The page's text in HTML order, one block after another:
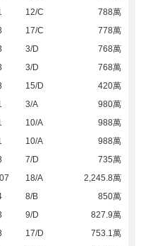
12/C
788萬
17/C
778萬
3/D
768萬
3/D
768萬
15/D
420萬
3/A
980萬
10/A
988萬
10/A
988萬
7/D
735萬
18/A
2,245.8萬
8/B
850萬
9/D
827.9萬
17/D
753.1萬